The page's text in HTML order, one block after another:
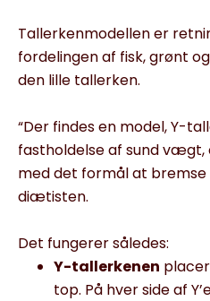
Tallerkenmodellen er
fordelingen af fisk, grønt
den lille tallerken.
“Der findes en model, Y-
fastholdelse af sund vægt,
med det formål at
diætisten.
Det fungerer således:
Y-tallerkenen
top. På hver side af